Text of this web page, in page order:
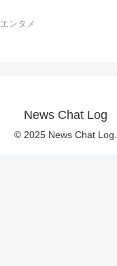
エンタメ
News Chat Log
© 2025 News Chat Log.